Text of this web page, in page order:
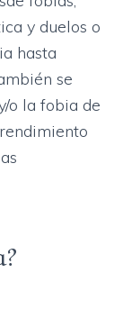
y duelos o
hasta
se
o la fobia de